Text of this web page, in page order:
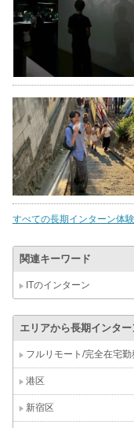
すべての長期インターン体
関連キーワード
ITのインターン
エリアから長期インタ
フルリモート/完全在宅勤
港区
新宿区